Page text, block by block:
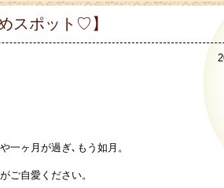
スポット♡】
一ヶ月が過ぎ､もう如月。
ご自愛ください。